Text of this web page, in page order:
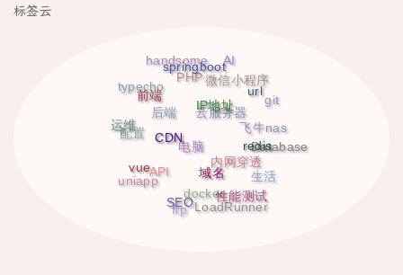
标签云
typecho
handsome
PHP
后端
配置
运维
前端
springbootAI
微信小程序
云服务器
电脑
API
uniapp
vue
CDN
IP地址
url
git
飞牛nas
内网穿透
docker
frp
SEO
域名
redis
Database
生活
LoadRunner
性能测试